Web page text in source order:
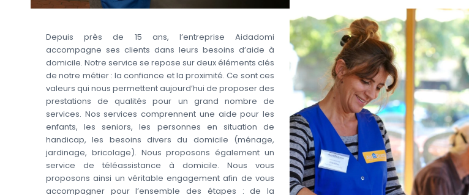
Depuis près de 15 ans, l’entreprise Aidadomi
accompagne ses clients dans leurs besoins d’aide à
domicile. Notre service se repose sur deux éléments clés
de notre métier : la confiance et la proximité. Ce sont ces
valeurs qui nous permettent aujourd’hui de proposer des
prestations de qualités pour un grand nombre de
services. Nos services comprennent une aide pour les
enfants, les seniors, les personnes en situation de
handicap, les besoins divers du domicile (ménage,
jardinage, bricolage). Nous proposons également un
service de téléassistance à domicile. Nous vous
proposons ainsi un véritable engagement afin de vous
accompagner pour l’ensemble des étapes : de la